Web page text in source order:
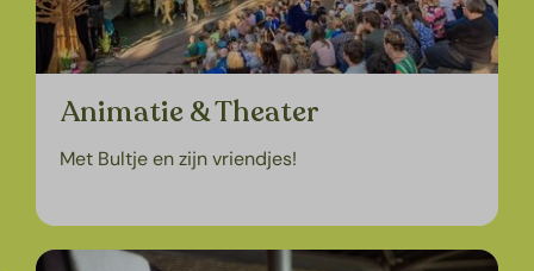
Animatie & Theater
Met Bultje en zijn vriendjes!